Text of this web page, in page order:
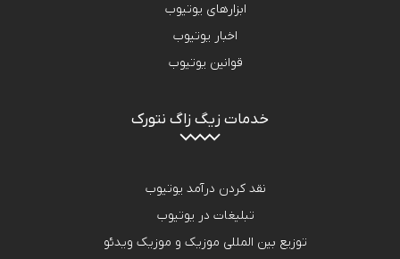
ابزارهای یوتیوب
اخبار یوتیوب
قوانین یوتیوب
خدمات زیگ زاگ نتورک
نقد کردن درآمد یوتیوب
تبلیغات در یوتیوب
توزیع بین المللی موزیک و موزیک ویدئو